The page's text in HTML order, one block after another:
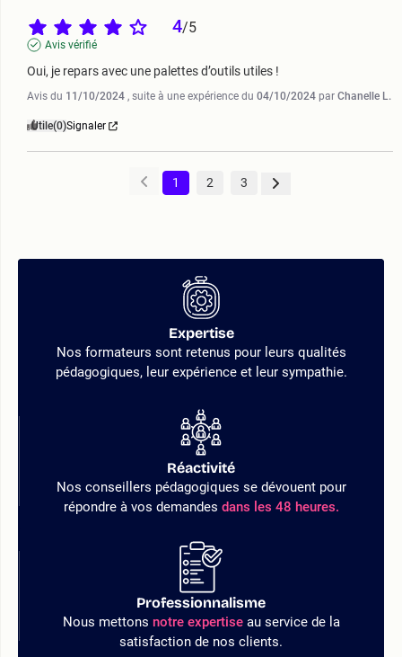
4/5
Avis vérifié
Oui, je repars avec une palettes d’outils utiles !
Avis du 11/10/2024 , suite à une expérience du 04/10/2024 par Chanelle L.
Utile(0)Signaler
1 2 3
Expertise
Nos formateurs sont retenus pour leurs qualités
pédagogiques, leur expérience et leur sympathie.
Réactivité
Nos conseillers pédagogiques se dévouent pour
répondre à vos demandes dans les 48 heures.
Professionnalisme
Nous mettons notre expertiseau service de la
satisfaction de nos clients.